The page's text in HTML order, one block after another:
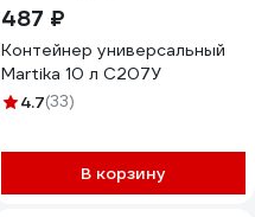
487 ₽
Контейнер универсальный
Martika 10 л С207У
4.7(33)
В корзину